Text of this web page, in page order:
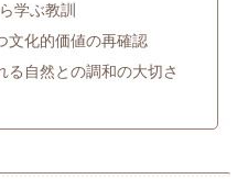
学ぶ教訓
文化的価値の再確認
る自然との調和の大切さ